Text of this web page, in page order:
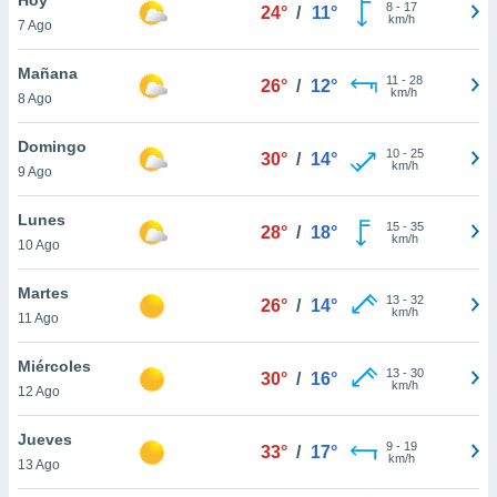
en
más
nuestra
de
cookies
aceptar
7 Ago
24° / 11° 8- 17
km/h
Mañana
8 Ago
26° / 12° 11 - 28
km/h
Domingo
9 Ago
30° / 14° 10- 25
km/h
Lunes
10 Ago
28° / 18° 15- 35
km/h
Martes
11 Ago
26° / 14° 13- 32
km/h
Miércoles
12 Ago
30° / 16° 13- 30
km/h
Jueves
13 Ago
33° / 17° 9- 19
km/h